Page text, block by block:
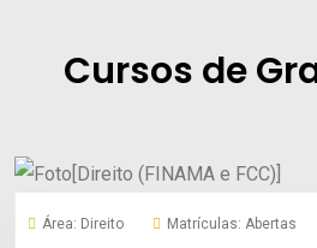
Cursos de
Área: Direito Matrículas: Abertas